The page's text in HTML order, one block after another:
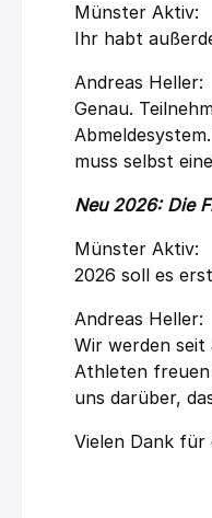
Münster Aktiv:
Ihr habt
Andreas Heller:
Genau.
muss selbst
Neu 2026: Die
Münster Aktiv:
2026 soll es
Andreas Heller:
Wir werden
Athleten freuen
uns darüber,
Vielen Dank für